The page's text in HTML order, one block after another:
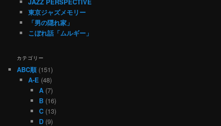
JAZZ PERSPECTIVE
東京ジャズメモリー
「男の隠れ家」
こぼれ話「ムルギー」
カテゴリー
ABC順(151)
A-E (48)
A (7)
B (16)
C (13)
D (9)